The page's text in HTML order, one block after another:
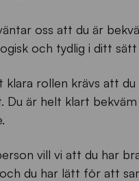
oss att du är
och tydlig i ditt
klara rollen krävs att
Du är helt klart
vill vi att du har
du har lätt för att